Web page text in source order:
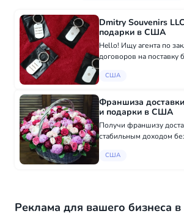
Dmitry Souvenirs
подарки в США
Hello! Ищу агента по
договоров на поставку
заключать договоры на
магазинами Нью‑Йорка...
США
Франшиза
и подарки в США
Получи франшизу
стабильным доходом
успешного бизнеса в
США
Реклама для вашего бизнеса